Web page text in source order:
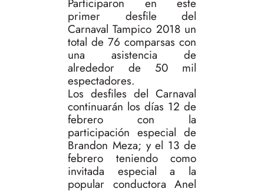
primer desfile del
Carnaval Tampico 2018 un
total de 76 comparsas con
una asistencia de
alrededor de 50 mil
espectadores.
Los desfiles del Carnaval
continuarán los días 12 de
febrero con la
participación especial de
Brandon Meza; y el 13 de
febrero teniendo como
invitada especial a la
popular conductora Anel